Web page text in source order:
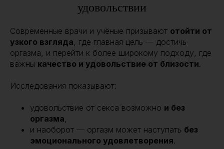
удовольствии
Современные врачи и учёные призывают отойти от
узкого взгляда , где главная цель — достичь
оргазма, и перейти к более широкому подходу, где
важны качество и удовольствие от близости.
Исследования показывают:
удовольствие от секса возможно и без
оргазма
и наоборот — оргазм может наступать без
эмоционального удовлетворения.